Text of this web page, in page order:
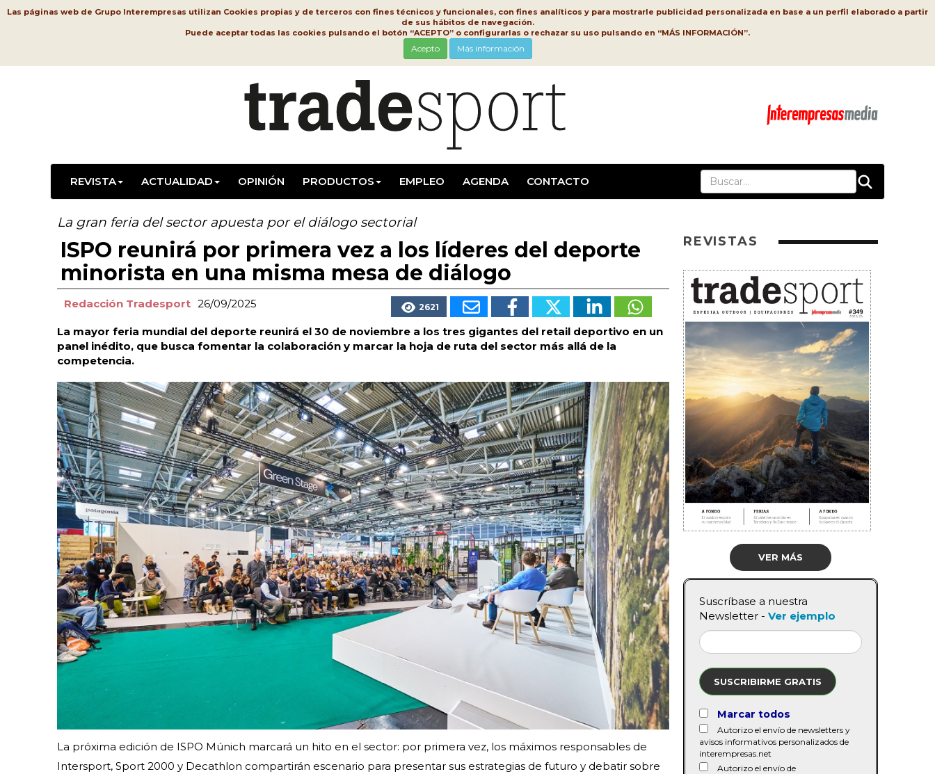
Las páginas web de Grupo Interempresas utilizan Cookies propias y de terceros con fines técnicos y funcionales, con fines analíticos y para mostrarle publicidad personalizada en base a un perfil elaborado a partir
de sus hábitos de navegación.
Puede aceptar todas las cookies pulsando el botón “ACEPTO” o configurarlas o rechazar su uso pulsando en “MÁS INFORMACIÓN”.
Acepto Más información
REVISTA ACTUALIDAD OPINIÓN PRODUCTOS EMPLEO AGENDA CONTACTO
La gran feria del sector apuesta por el diálogo sectorial
ISPO reunirá por primera vez a los líderes del deporte
minorista en una misma mesa de diálogo
Redacción Tradesport 26/09/2025 2621
La mayor feria mundial del deporte reunirá el 30 de noviembre a los tres gigantes del retail deportivo en un
panel inédito, que busca fomentar la colaboración y marcar la hoja de ruta del sector más allá de la
competencia.
La próxima edición de ISPO Múnich marcará un hito en el sector: por primera vez, los máximos responsables de
Intersport, Sport 2000 y Decathlon compartirán escenario para presentar sus estrategias de futuro y debatir sobre
REVISTAS
VER MÁS
Suscríbase a nuestra
Newsletter - Ver ejemplo
SUSCRIBIRME GRATIS
Marcar todos
Autorizo el envío de newsletters y
avisos informativos personalizados de
interempresas.net
Autorizo el envío de